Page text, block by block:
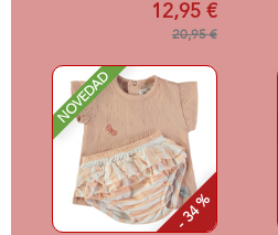
12,95 €
20,95 €
NOVEDAD
- 34 %